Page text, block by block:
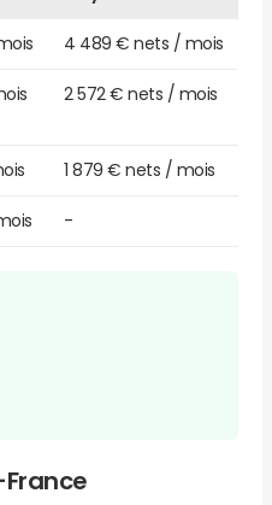
4 489 € nets / mois
2 572 € nets / mois
1 879 € nets / mois
-